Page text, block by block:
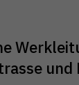
und